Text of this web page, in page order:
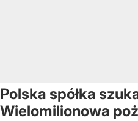
Polska spółka
Wielomilionowa